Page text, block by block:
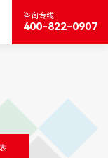
咨询专线
400-822-0907